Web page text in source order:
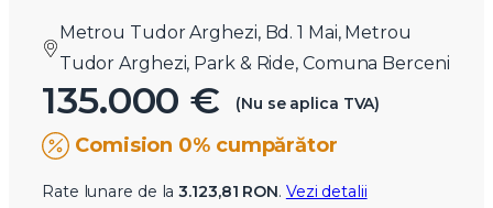
Metrou Tudor Arghezi, Bd. 1 Mai, Metrou
Tudor Arghezi, Park & Ride, Comuna Berceni
135.000 € (Nu se aplica TVA)
Comision 0% cumpărător
Rate lunare de la3.123,81 RON. Vezi detalii